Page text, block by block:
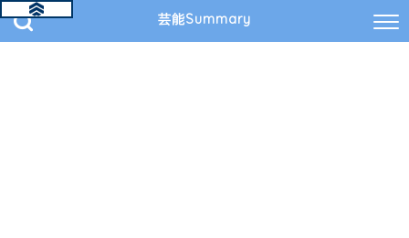
芸能Summary